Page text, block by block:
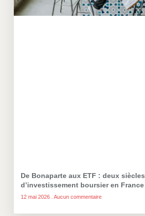
De Bonaparte aux ETF : deux siècles
d’investissement boursier en France
12 mai 2026 Aucun commentaire